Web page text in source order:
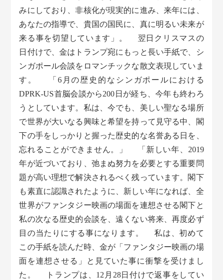
みにしており、非核化が現実的に進み、来年には、
あなたの指導で、貴国の国民に、真に明るい未来が
来る事を切望しています」。 翌日クリスマスの
日付けで、金はトランプ宛にもっと長い手紙で、シ
ンガポール会談をロマンチックな散文表現していま
す。 「6月の歴史的なシンガポールにおける
DPRK-US首脳会談から200日が経ち、今年も終わろ
うとしています。私は、今でも、美しい聖なる場所
で世界が大いなる興味と希望を持って見守る中、閣
下の手をしっかりと握った歴史的な名誉ある日を、
忘れることができません。」 「新しい年、2019
年が近づいており、弛まぬ努力を必要とする重要問
題が高い理想で解決されるべく残っています。閣下
も素直に認識されたように、新しい年になれば、全
世界がファンタジー映画の場面を連想させる閣下と
私の次なる歴史的会談を、遠くない将来、再度必ず
目の当たりにする事になります。 私は、初めて
この手紙を読んだ時、金が「ファンタジー映画の場
面を連想させる」と見ていた事に衝撃を受けまし
た。 トランプは、12月28日付けで返事をしてい